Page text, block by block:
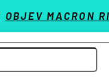
OBJEV MACRON